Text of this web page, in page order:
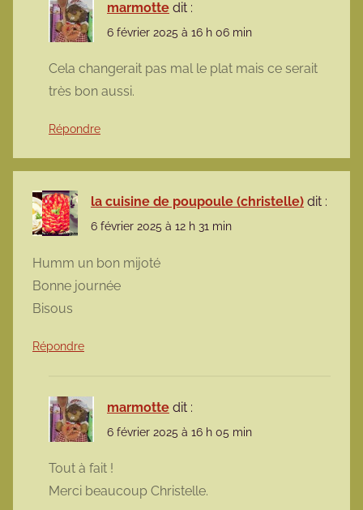
marmotte dit :
6 février 2025 à 16 h 06 min
Cela changerait pas mal le plat mais ce serait
très bon aussi.
Répondre
la cuisine de poupoule (christelle) dit :
6 février 2025 à 12 h 31 min
Humm un bon mijoté
Bonne journée
Bisous
Répondre
marmotte dit :
6 février 2025 à 16 h 05 min
Tout à fait !
Merci beaucoup Christelle.